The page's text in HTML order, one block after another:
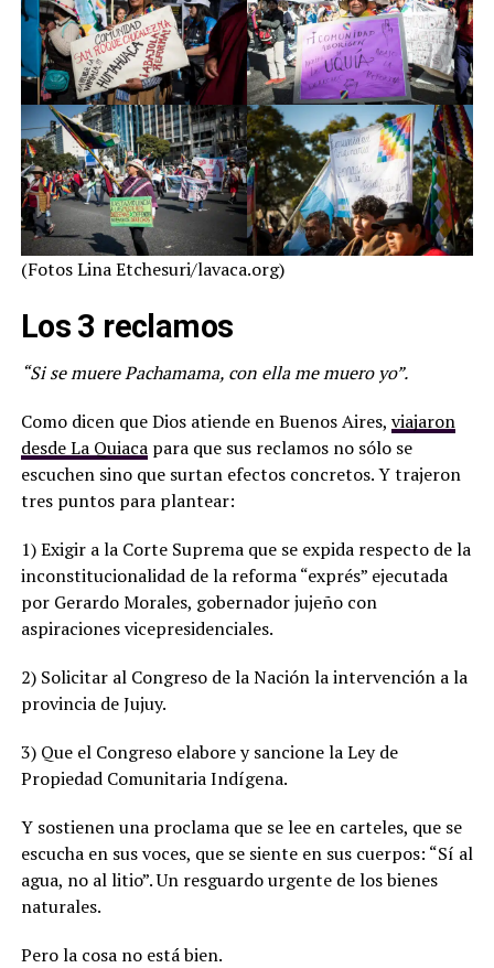
(Fotos Lina Etchesuri/lavaca.org)
Los 3 reclamos
“Si se muere Pachamama, con ella me muero yo”.
Como dicen que Dios atiende en Buenos Aires, viajaron
desde La Quiacapara que sus reclamos no sólo se
escuchen sino que surtan efectos concretos. Y trajeron
tres puntos para plantear:
1) Exigir a la Corte Suprema que se expida respecto de la
inconstitucionalidad de la reforma “exprés” ejecutada
por Gerardo Morales, gobernador jujeño con
aspiraciones vicepresidenciales.
2) Solicitar al Congreso de la Nación la intervención a la
provincia de Jujuy.
3) Que el Congreso elabore y sancione la Ley de
Propiedad Comunitaria Indígena.
Y sostienen una proclama que se lee en carteles, que se
escucha en sus voces, que se siente en sus cuerpos: “Sí al
agua, no al litio”. Un resguardo urgente de los bienes
naturales.
Pero la cosa no está bien.